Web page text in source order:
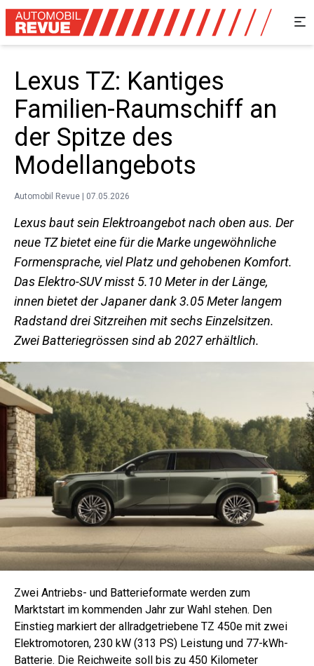
Lexus TZ: Kantiges
Familien-Raumschiff an
der Spitze des
Modellangebots
Automobil Revue | 07.05.2026
Lexus baut sein Elektroangebot nach oben aus. Der
neue TZ bietet eine für die Marke ungewöhnliche
Formensprache, viel Platz und gehobenen Komfort.
Das Elektro-SUV misst 5.10 Meter in der Länge,
innen bietet der Japaner dank 3.05 Meter langem
Radstand drei Sitzreihen mit sechs Einzelsitzen.
Zwei Batteriegrössen sind ab 2027 erhältlich.
Zwei Antriebs- und Batterieformate werden zum
Marktstart im kommenden Jahr zur Wahl stehen. Den
Einstieg markiert der allradgetriebene TZ 450e mit zwei
Elektromotoren, 230 kW (313 PS) Leistung und 77-kWh-
Batterie. Die Reichweite soll bis zu 450 Kilometer